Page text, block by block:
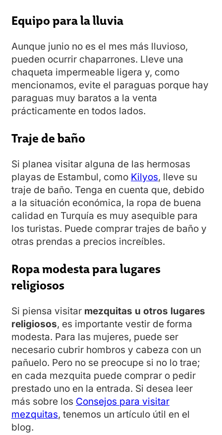
Equipo para la lluvia
Aunque junio no es el mes más lluvioso,
pueden ocurrir chaparrones. Lleve una
chaqueta impermeable ligera y, como
mencionamos, evite el paraguas porque hay
paraguas muy baratos a la venta
prácticamente en todos lados.
Traje de baño
Si planea visitar alguna de las hermosas
playas de Estambul, como Kilyos, lleve su
traje de baño. Tenga en cuenta que, debido
a la situación económica, la ropa de buena
calidad en Turquía es muy asequible para
los turistas. Puede comprar trajes de baño y
otras prendas a precios increíbles.
Ropa modesta para lugares
religiosos
Si piensa visitar mezquitas u otros lugares
religiosos, es importante vestir de forma
modesta. Para las mujeres, puede ser
necesario cubrir hombros y cabeza con un
pañuelo. Pero no se preocupe si no lo trae;
en cada mezquita puede comprar o pedir
prestado uno en la entrada. Si desea leer
más sobre los Consejos para visitar
mezquitas, tenemos un artículo útil en el
blog.